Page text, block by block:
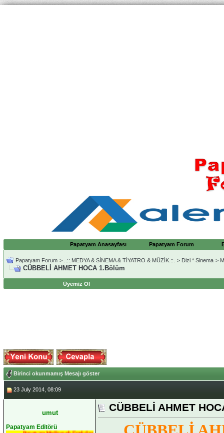
Papatyam Anasayfası Papatyam Forum
Papatyam Forum > ..::.MEDYA & SİNEMA & TİYATRO & MÜZİK.::. > Dizi * Sinema >
CÜBBELİ AHMET HOCA 1.Bölüm
Üyemiz Ol
Birinci okunmamış Mesajı göster
23 July 2014, 08:09
umut
Papatyam Editörü
CÜBBELİ AHMET